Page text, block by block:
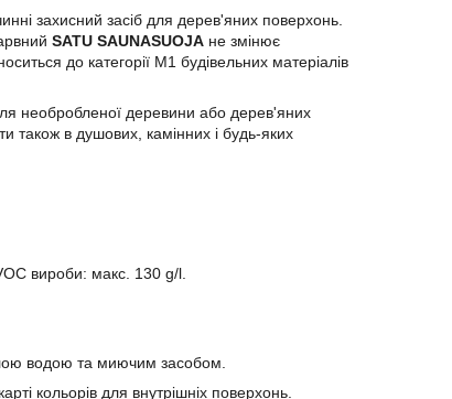
захисний засіб для дерев'яних поверхонь.
SATU SAUNASUOJA не змінює
до категорії M1 будівельних матеріалів
необробленої деревини або дерев'яних
також в душових, камінних і будь-яких
вироби: макс. 130 g/l.
водою та миючим засобом.
кольорів для внутрішніх поверхонь.